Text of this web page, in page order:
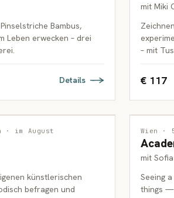
Bambus,
Leben erwecken – drei
Details
mit Miki
– mit
€ 117
· im August
künstlerischen
befragen und
MALEREI
Wien ·
mit
Seeing
things —